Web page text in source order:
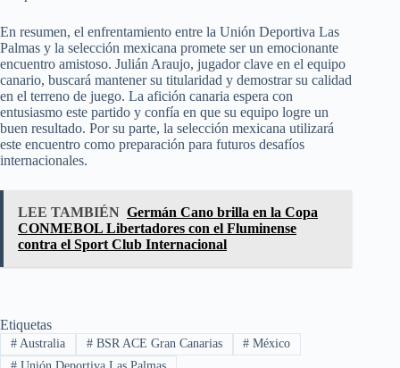
En resumen, el enfrentamiento entre la Unión Deportiva Las
Palmas y la selección mexicana promete ser un emocionante
encuentro amistoso. Julián Araujo, jugador clave en el equipo
canario, buscará mantener su titularidad y demostrar su calidad
en el terreno de juego. La afición canaria espera con
entusiasmo este partido y confía en que su equipo logre un
buen resultado. Por su parte, la selección mexicana utilizará
este encuentro como preparación para futuros desafíos
internacionales.
LEE TAMBIÉN Germán Cano brilla en la Copa
CONMEBOL Libertadores con el Fluminense
contra el Sport Club Internacional
Etiquetas
#Australia #BSR ACE Gran Canarias # México